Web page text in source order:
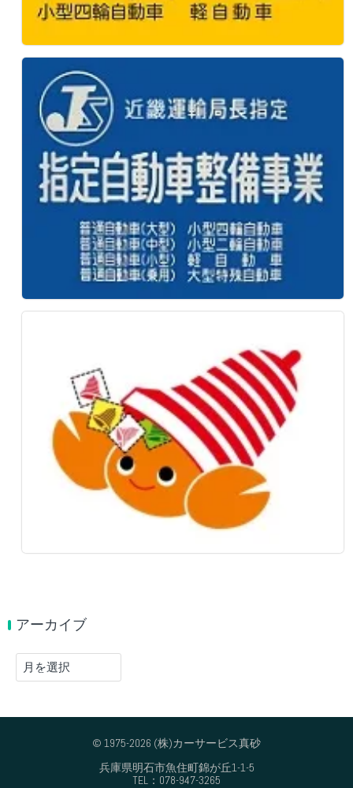
アーカイブ
ア
ー
イ
© 1975-2026 (株)カーサービス真砂
兵庫県明石市魚住町錦が丘1-1-5
TEL：078-947-3265